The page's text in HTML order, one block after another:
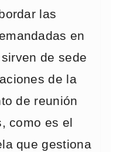
las
en
de sede
de la
de reunión
como es el
que gestiona